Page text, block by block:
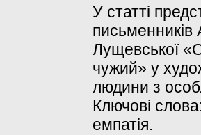
У статті
письменників
Лущевської
чужий» у
людини з
Ключові
емпатія.